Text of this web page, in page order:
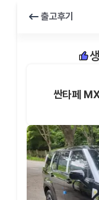
출고후기
싼타페